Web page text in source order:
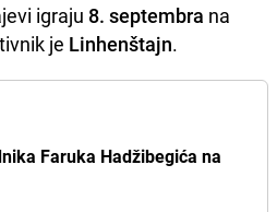
igraju 8. septembra na
je Linhenštajn.
Faruka Hadžibegića na